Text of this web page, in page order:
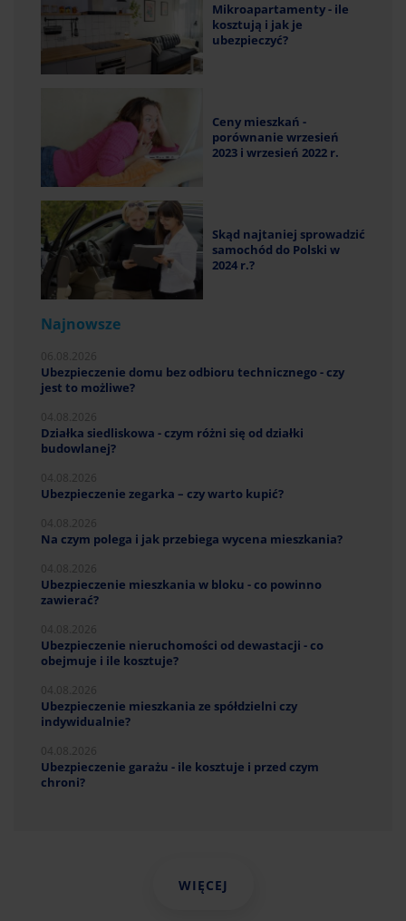
Mikroapartamenty - ile
kosztują i jak je
ubezpieczyć?
Ceny mieszkań -
porównanie wrzesień
2023 i wrzesień 2022 r.
Skąd najtaniej sprowadzić
samochód do Polski w
2024 r.?
Najnowsze
Ubezpieczenie domu bez odbioru technicznego - czy
jest to możliwe?
Działka siedliskowa - czym różni się od działki
budowlanej?
Ubezpieczenie zegarka – czy warto kupić?
Na czym polega i jak przebiega wycena mieszkania?
Ubezpieczenie mieszkania w bloku - co powinno
zawierać?
Ubezpieczenie nieruchomości od dewastacji - co
obejmuje i ile kosztuje?
Ubezpieczenie mieszkania ze spółdzielni czy
indywidualnie?
Ubezpieczenie garażu - ile kosztuje i przed czym
chroni?
WIĘCEJ